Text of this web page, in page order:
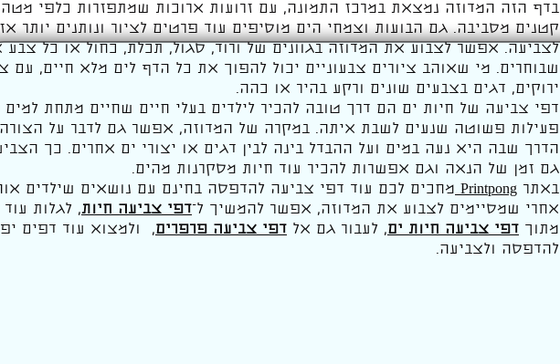
בדף הזה המדוזה נמצאת במרכז התמונה, עם זרועות ארוכות שמתפזרות כלפי מטה
קטנים מסביבה. גם הבועות וצמחי הים מוסיפים עוד פרטים לציור ונותנים יותר
לצביעה. אפשר לצבוע את המדוזה בגוונים של ורוד, סגול, תכלת, כחול או כל צבע
שבוחרים. מי שאוהב ציורים צבעוניים יכול להפוך את כל הדף לים מלא חיים, עם
ירוקים, דגים בצבעים שונים ורקע בהיר או כהה.
דפי צביעה של חיות ים הם דרך טובה להכיר לילדים בעלי חיים שחיים מתחת למים
פעילות פשוטה שנעים לשבת איתה. במקרה של המדוזה, אפשר גם לדבר על
הדרך שבה היא נעה במים ועל ההבדל בינה לבין דגים או יצורי ים אחרים. כך
גם זמן של הנאה וגם אפשרות להכיר עוד חיות מסקרנות מהים.
באתר Printpong מחכים לכם עוד דפי צביעה להדפסה בחינם עם נושאים שילדים
אחרי שמסיימים לצבוע את המדוזה, אפשר להמשיך ל־דפי צביעה חיות, לגלות עוד
מתוך דפי צביעה חיות ים, לעבור גם אל דפי צביעה פרפרים, ולמצוא עוד דפים
להדפסה ולצביעה.